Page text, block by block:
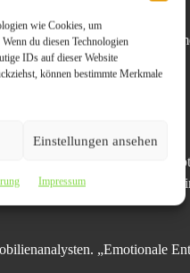
wie Cookies, um
du diesen Technologien
IDs auf dieser Website
können bestimmte Merkmale
Einstellungen ansehen
Impressum
Überhöhte
Der Immobilienverkauf
erwarten jedoch
„Emotionale